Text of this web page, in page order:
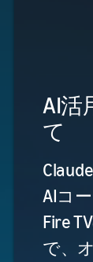
AI活
て
AIコ
Fire
で、